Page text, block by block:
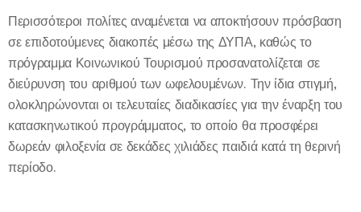
Περισσότεροι πολίτες αναμένεται να αποκτήσουν πρόσβαση
σε επιδοτούμενες διακοπές μέσω της ΔΥΠΑ, καθώς το
πρόγραμμα Κοινωνικού Τουρισμού προσανατολίζεται σε
διεύρυνση του αριθμού των ωφελουμένων. Την ίδια στιγμή,
ολοκληρώνονται οι τελευταίες διαδικασίες για την έναρξη του
κατασκηνωτικού προγράμματος, το οποίο θα προσφέρει
δωρεάν φιλοξενία σε δεκάδες χιλιάδες παιδιά κατά τη θερινή
περίοδο.